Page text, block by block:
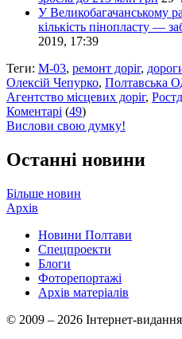
У Великобагачанському
кількість пінопласту —
2019, 17:39
Теги: М-03, ремонт доріг,
Олексій Чепурко, Полтавська
Агентство місцевих доріг,
Коментарі (49)
Вислови свою думку!
Останні новини
Більше новин
Архів
Новини Полтави
Спецпроекти
Блоги
Фоторепортажі
Архів матеріалів
© 2009 – 2026 Інтернет-